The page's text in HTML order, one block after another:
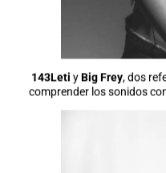
143Leti yBig Frey, dos
comprender los sonidos